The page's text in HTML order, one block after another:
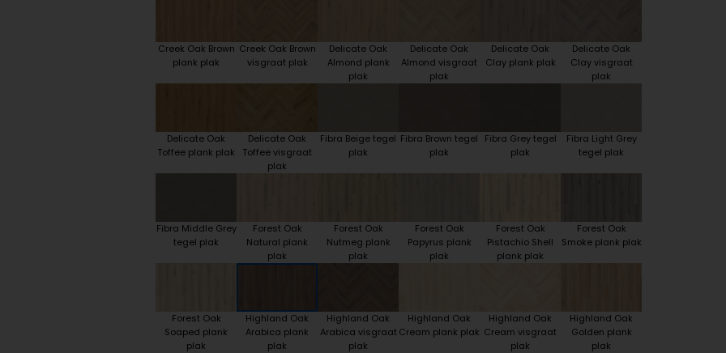
Creek Oak Brown
plank plak
Creek Oak Brown
visgraat plak
Delicate Oak
Almond plank
plak
Delicate Oak
Almond visgraat
plak
Delicate Oak
Clay plank plak
Delicate Oak
Clay visgraat
plak
Delicate Oak
Toffee plank plak
Delicate Oak
Toffee visgraat
plak
Fibra Beige tegel
plak
Fibra Brown tegel
plak
Fibra Grey tegel
plak
Fibra Light Grey
tegel plak
Fibra Middle Grey
tegel plak
Forest Oak
Natural plank
plak
Forest Oak
Nutmeg plank
plak
Forest Oak
Papyrus plank
plak
Forest Oak
Pistachio Shell
plank plak
Forest Oak
Smoke plank plak
Forest Oak
Soaped plank
plak
Highland Oak
Arabica plank
plak
Highland Oak
Arabica visgraat
plak
Highland Oak
Cream plank plak
Highland Oak
Cream visgraat
plak
Highland Oak
Golden plank
plak